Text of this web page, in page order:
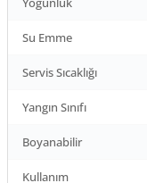
Su Emme
Servis Sıcaklığı
Yangın Sınıfı
Boyanabilir
Kullanım